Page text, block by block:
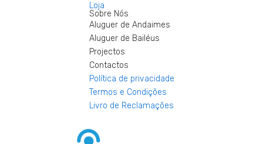
Loja
Sobre Nós
Aluguer de Andaimes
Aluguer de Bailéus
Projectos
Contactos
Política de privacidade
Termos e Condições
Livro de Reclamações